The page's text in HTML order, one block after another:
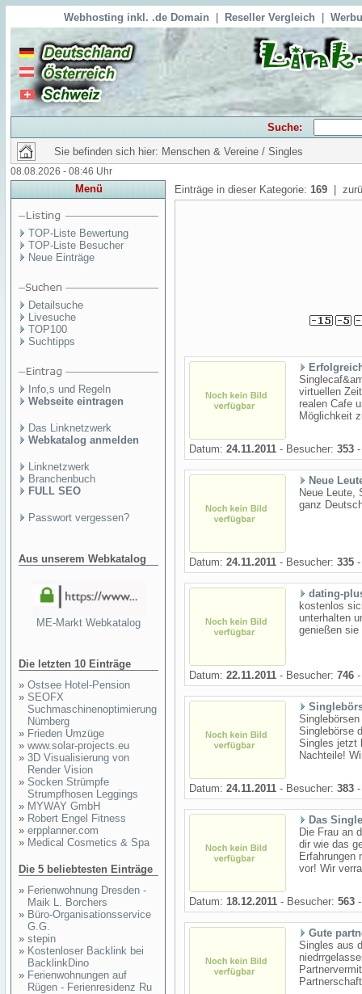
Webhosting inkl. .de Domain Reseller Vergleich
Suche:
Sie befinden sich hier: Menschen & Vereine / Singles
08.08.2026 - 08:46 Uhr
Menü
TOP-Liste Bewertung
TOP-Liste Besucher
Neue Einträge
Detailsuche
Livesuche
TOP100
Suchtipps
Info,s und Regeln
Webseite eintragen
Das Linknetzwerk
Webkatalog anmelden
Linknetzwerk
Branchenbuch
FULL SEO
Passwort vergessen?
Aus unserem Webkatalog
ME-Markt Webkatalog
Die letzten 10 Einträge
» Ostsee Hotel-Pension
» SEOFX
Suchmaschinenoptimierung
Nürnberg
» Frieden Umzüge
» www.solar-projects.eu
» 3D Visualisierung von
Render Vision
» Socken Strümpfe
Strumpfhosen Leggings
» MYWAY GmbH
» Robert Engel Fitness
» erpplanner.com
» Medical Cosmetics & Spa
Die 5 beliebtesten Einträge
» Ferienwohnung Dresden -
Maik L. Borchers
» Büro-Organisationsservice
G.G.
» stepin
» Kostenloser Backlink bei
BacklinkDino
» Ferienwohnungen auf
Rügen - Ferienresidenz Ru
Einträge in dieser Kategorie: 169 |
virtuellen
realen Cafe
Möglichkeit
Datum: 24.11.2011 - Besucher: 353
Neue
Neue Leute,
ganz
Datum: 24.11.2011 - Besucher: 335
dating-
kostenlos
unterhalten
genießen sie
Datum: 22.11.2011 - Besucher: 746
Singlebörse
Singles jetzt
Nachteile!
Datum: 24.11.2011 - Besucher: 383
Das
Die Frau an
dir wie das
Erfahrungen
vor! Wir
Datum: 18.12.2011 - Besucher: 563
Gute
Singles aus